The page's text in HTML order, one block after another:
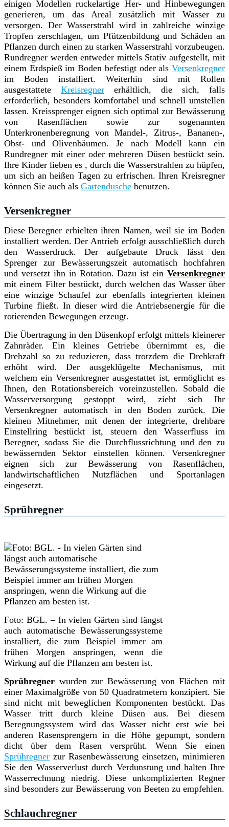
einigen Modellen ruckelartige Her- und Hinbewegungen
generieren, um das Areal zusätzlich mit Wasser zu
versorgen. Der Wasserstrahl wird in zahlreiche winzige
Tropfen zerschlagen, um Pfützenbildung und Schäden an
Pflanzen durch einen zu starken Wasserstrahl vorzubeugen.
Rundregner werden entweder mittels Stativ aufgestellt, mit
einem Erdspieß im Boden befestigt oder als Versenkregner
im Boden installiert. Weiterhin sind mit Rollen
ausgestattete Kreisregner erhältlich, die sich, falls
erforderlich, besonders komfortabel und schnell umstellen
lassen. Kreissprenger eignen sich optimal zur Bewässerung
von Rasenflächen sowie zur sogenannten
Unterkronenberegnung von Mandel-, Zitrus-, Bananen-,
Obst- und Olivenbäumen. Je nach Modell kann ein
Rundregner mit einer oder mehreren Düsen bestückt sein.
Ihre Kinder lieben es , durch die Wasserstrahlen zu hüpfen,
um sich an heißen Tagen zu erfrischen. Ihren Kreisregner
können Sie auch als Gartendusche benutzen.
Versenkregner
Diese Beregner erhielten ihren Namen, weil sie im Boden
installiert werden. Der Antrieb erfolgt ausschließlich durch
den Wasserdruck. Der aufgebaute Druck lässt den
Sprenger zur Bewässerungszeit automatisch hochfahren
und versetzt ihn in Rotation. Dazu ist ein Versenkregner
mit einem Filter bestückt, durch welchen das Wasser über
eine winzige Schaufel zur ebenfalls integrierten kleinen
Turbine fließt. In dieser wird die Antriebsenergie für die
rotierenden Bewegungen erzeugt.
Die Übertragung in den Düsenkopf erfolgt mittels kleinerer
Zahnräder. Ein kleines Getriebe übernimmt es, die
Drehzahl so zu reduzieren, dass trotzdem die Drehkraft
erhöht wird. Der ausgeklügelte Mechanismus, mit
welchem ein Versenkregner ausgestattet ist, ermöglicht es
Ihnen, den Rotationsbereich voreinzustellen. Sobald die
Wasserversorgung gestoppt wird, zieht sich Ihr
Versenkregner automatisch in den Boden zurück. Die
kleinen Mitnehmer, mit denen der integrierte, drehbare
Einstellring bestückt ist, steuern den Wasserfluss im
Beregner, sodass Sie die Durchflussrichtung und den zu
bewässernden Sektor einstellen können. Versenkregner
eignen sich zur Bewässerung von Rasenflächen,
landwirtschaftlichen Nutzflächen und Sportanlagen
eingesetzt.
Sprühregner
Foto: BGL. – In vielen Gärten sind längst
auch automatische Bewässerungssysteme
installiert, die zum Beispiel immer am
frühen Morgen anspringen, wenn die
Wirkung auf die Pflanzen am besten ist.
Sprühregner wurden zur Bewässerung von Flächen mit
einer Maximalgröße von 50 Quadratmetern konzipiert. Sie
sind nicht mit beweglichen Komponenten bestückt. Das
Wasser tritt durch kleine Düsen aus. Bei diesem
Beregnungssystem wird das Wasser nicht erst wie bei
anderen Rasensprengern in die Höhe gepumpt, sondern
dicht über dem Rasen versprüht. Wenn Sie einen
Sprühregner zur Rasenbewässerung einsetzen, minimieren
Sie den Wasserverlust durch Verdunstung und halten Ihre
Wasserrechnung niedrig. Diese unkomplizierten Regner
sind besonders zur Bewässerung von Beeten zu empfehlen.
Schlauchregner